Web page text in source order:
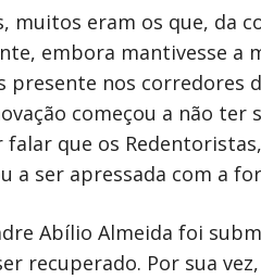
muitos eram os que,
embora mantivesse
presente nos corredores
começou a não
falar que os
a ser apressada com a
Abílio Almeida foi
recuperado. Por sua